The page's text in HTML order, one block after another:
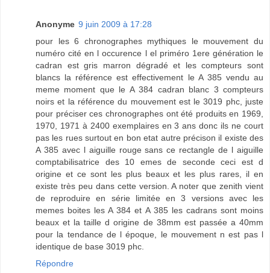
Anonyme 9 juin 2009 à 17:28
pour les 6 chronographes mythiques le mouvement du
numéro cité en l occurence l el priméro 1ere génération le
cadran est gris marron dégradé et les compteurs sont
blancs la référence est effectivement le A 385 vendu au
meme moment que le A 384 cadran blanc 3 compteurs
noirs et la référence du mouvement est le 3019 phc, juste
pour préciser ces chronographes ont été produits en 1969,
1970, 1971 à 2400 exemplaires en 3 ans donc ils ne court
pas les rues surtout en bon etat autre précison il existe des
A 385 avec l aiguille rouge sans ce rectangle de l aiguille
comptabilisatrice des 10 emes de seconde ceci est d
origine et ce sont les plus beaux et les plus rares, il en
existe très peu dans cette version. A noter que zenith vient
de reproduire en série limitée en 3 versions avec les
memes boites les A 384 et A 385 les cadrans sont moins
beaux et la taille d origine de 38mm est passée a 40mm
pour la tendance de l époque, le mouvement n est pas l
identique de base 3019 phc.
Répondre